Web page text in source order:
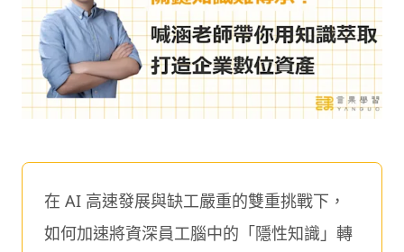
在 AI 高速發展與缺工嚴重的雙重挑戰下，
如何加速將資深員工腦中的「隱性知識」轉